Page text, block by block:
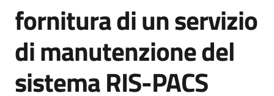
e
strumenti
acquisto
Salta al contenuto
fornitura di un servizio
di manutenzione del
sistema RIS-PACS